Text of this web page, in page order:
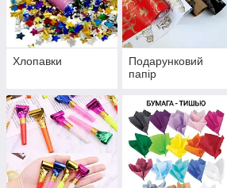
Хлопавки
Подарунковий
папір